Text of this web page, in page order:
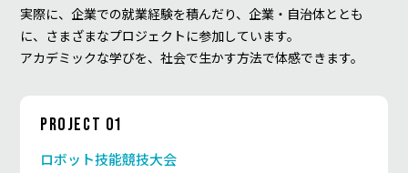
実際に、企業での就業経験を積んだり、 企業・⾃治体ととも
に、さまざまなプロジェクトに参加しています。
アカデミックな学びを、社会で⽣かす⽅法で体感できます。
PROJECT 01
ロボット技能競技大会